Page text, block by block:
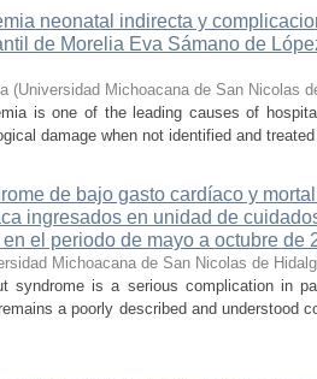
neonatal indirecta y
de Morelia Eva Sámano de
(Universidad Michoacana de San Nicolas
is one of the leading causes of
damage when not identified and
de bajo gasto cardíaco y
ingresados en unidad de
el periodo de mayo a octubre de
Michoacana de San Nicolas de
syndrome is a serious complication in
a poorly described and understood